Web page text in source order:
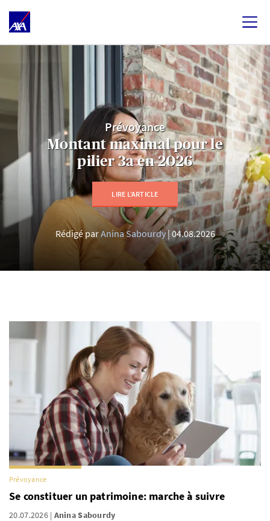
Prévoyance
Montant maximal pour le
pilier 3a en 2026
LIRE L’ARTICLE
Rédigé parAnina Sabourdy 04.08.2026
Prévoyance
Se constituer un patrimoine: marche à suivre
20.07.2026 Anina Sabourdy